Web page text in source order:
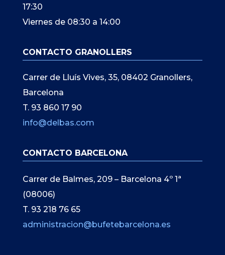
17:30
Viernes de 08:30 a 14:00
CONTACTO GRANOLLERS
Carrer de Lluís Vives, 35, 08402 Granollers,
Barcelona
T. 93 860 17 90
info@delbas.com
CONTACTO BARCELONA
Carrer de Balmes, 209 – Barcelona 4º 1ª
(08006)
T. 93 218 76 65
administracion@bufetebarcelona.es